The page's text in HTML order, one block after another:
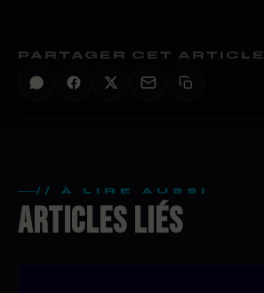
PARTAGER CET ARTICLE
// À LIRE AUSSI
ARTICLES LIÉS